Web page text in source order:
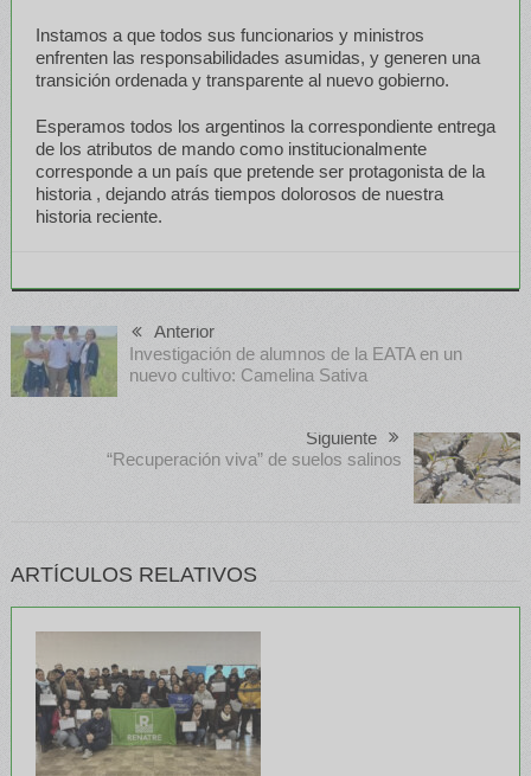
Instamos a que todos sus funcionarios y ministros
enfrenten las responsabilidades asumidas, y generen una
transición ordenada y transparente al nuevo gobierno.
Esperamos todos los argentinos la correspondiente entrega
de los atributos de mando como institucionalmente
corresponde a un país que pretende ser protagonista de la
historia , dejando atrás tiempos dolorosos de nuestra
historia reciente.
Anterior
Investigación de alumnos de la EATA en un
nuevo cultivo: Camelina Sativa
Siguiente
“Recuperación viva” de suelos salinos
ARTÍCULOS RELATIVOS